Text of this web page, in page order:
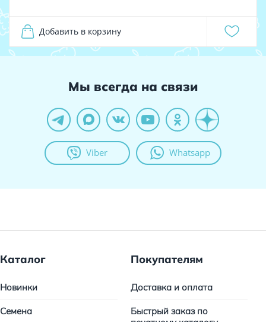
Добавить в корзину
Мы всегда на связи
Viber Whatsapp
Каталог
Новинки
Семена
Покупателям
Доставка и оплата
Быстрый заказ по